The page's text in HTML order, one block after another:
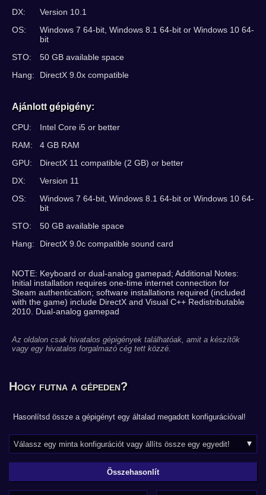
DX:
Version 10.1
OS:
Windows 7 64-bit, Windows 8.1 64-bit or Windows 10 64-
bit
STO:
50 GB available space
Hang:
DirectX 9.0x compatible
Ajánlott gépigény:
CPU:
Intel Core i5 or better
RAM:
4 GB RAM
GPU:
DirectX 11 compatible (2 GB) or better
DX:
Version 11
OS:
Windows 7 64-bit, Windows 8.1 64-bit or Windows 10 64-
bit
STO:
50 GB available space
Hang:
DirectX 9.0c compatible sound card
NOTE: Keyboard or dual-analog gamepad; Additional Notes:
Initial installation requires one-time internet connection for
Steam authentication; software installations required (included
with the game) include DirectX and Visual C++ Redistributable
2010. Dual-analog gamepad
Az oldalon csak hivatalos gépigények találhatóak, amit a készítők
vagy egy hivatalos forgalmazó cég tett közzé.
Hogy futna a gépeden?
Hasonlítsd össze a gépigényt egy általad megadott konfigurációval!